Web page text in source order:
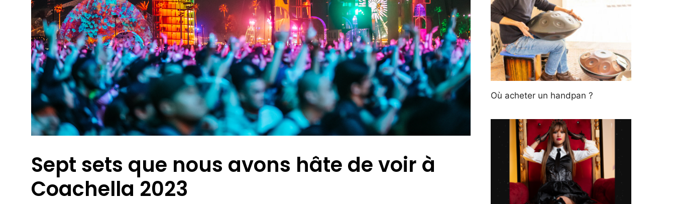
Sept sets que nous avons hâte de voir à
Coachella 2023
Où acheter un handpan ?